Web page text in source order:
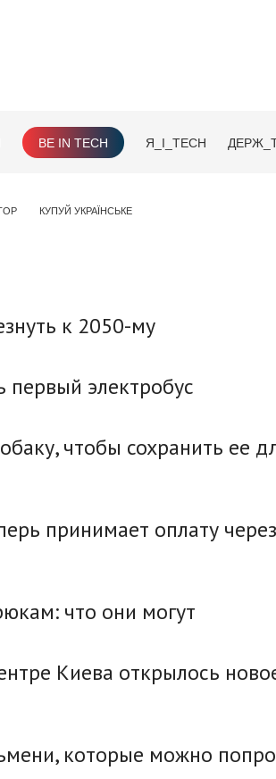
BE IN TECH Я_І_TECH
КУПУЙ УКРАЇНСЬКЕ
к 2050-му
первый электробус
чтобы сохранить ее
принимает оплату через
что они могут
Киева открылось
которые можно